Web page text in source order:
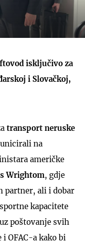
isključivo za
i Slovačkoj,
transport neruske
na
američke
Wrightom, gdje
partner, ali i dobar
kapacitete
poštovanje svih
OFAC-a kako bi